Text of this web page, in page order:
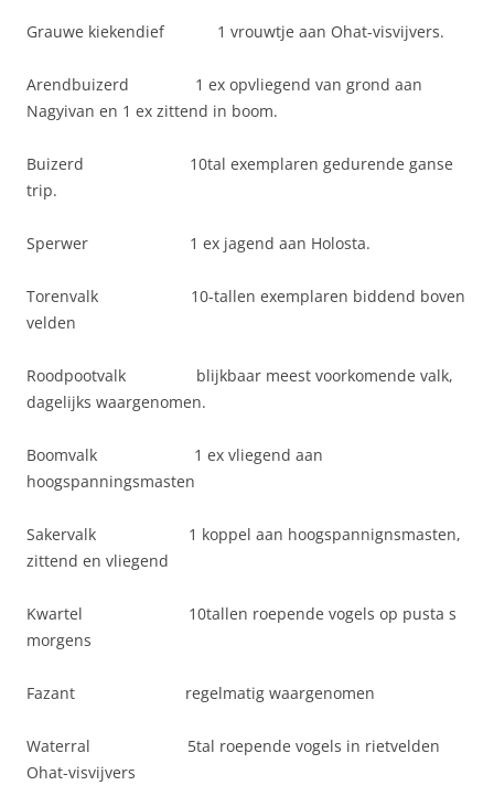
Grauwe kiekendief 1 vrouwtje aan Ohat-visvijvers.
Arendbuizerd 1 ex opvliegend van grond aan
Nagyivan en 1 ex zittend in boom.
Buizerd 10tal exemplaren gedurende ganse
trip.
Sperwer 1 ex jagend aan Holosta.
Torenvalk 10-tallen exemplaren biddend boven
velden
Roodpootvalk blijkbaar meest voorkomende valk,
dagelijks waargenomen.
Boomvalk 1 ex vliegend aan
hoogspanningsmasten
Sakervalk 1 koppel aan hoogspannignsmasten,
zittend en vliegend
Kwartel 10tallen roepende vogels op pusta s
morgens
Fazant regelmatig waargenomen
Waterral 5tal roepende vogels in rietvelden
Ohat-visvijvers